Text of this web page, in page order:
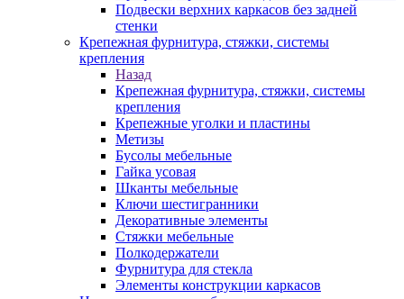
Подвески верхних каркасов без задней
стенки
Крепежная фурнитура, стяжки, системы
крепления
Назад
Крепежная фурнитура, стяжки, системы
крепления
Крепежные уголки и пластины
Метизы
Бусолы мебельные
Гайка усовая
Шканты мебельные
Ключи шестигранники
Декоративные элементы
Стяжки мебельные
Полкодержатели
Фурнитура для стекла
Элементы конструкции каркасов